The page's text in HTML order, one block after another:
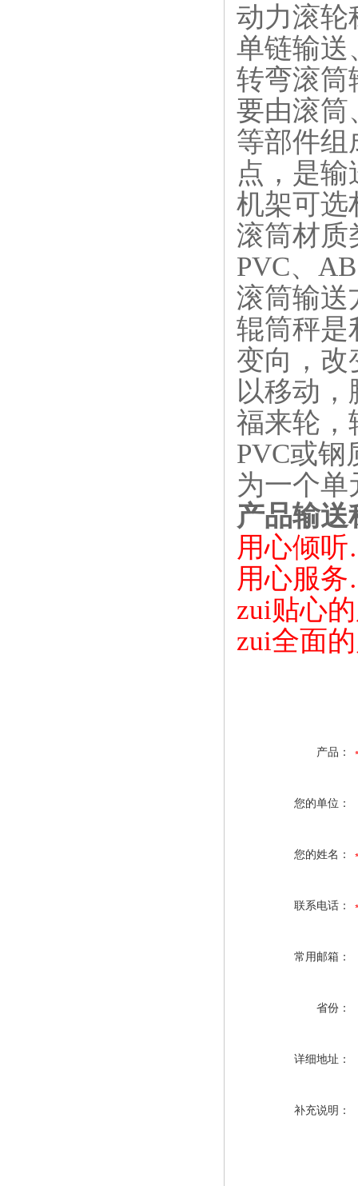
动力滚轮
单链输送
转弯滚筒
要由滚筒
等部件组
点，是
机架可选
滚筒材质
PVC、
滚筒输送
辊筒秤是
变向，改
以移动
福来轮，
PVC或
为一个单
产品输
用心倾
用心服
zui贴心
zui全面
产品：
您的单位：
您的姓名：
联系电话：
常用邮箱：
省份：
详细地址：
补充说明：